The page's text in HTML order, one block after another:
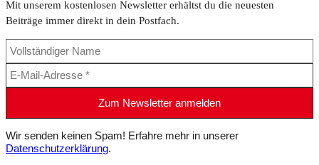
Mit unserem kostenlosen Newsletter erhältst du die neuesten
Beiträge immer direkt in dein Postfach.
Wir senden keinen Spam! Erfahre mehr in unserer
Datenschutzerklärung.